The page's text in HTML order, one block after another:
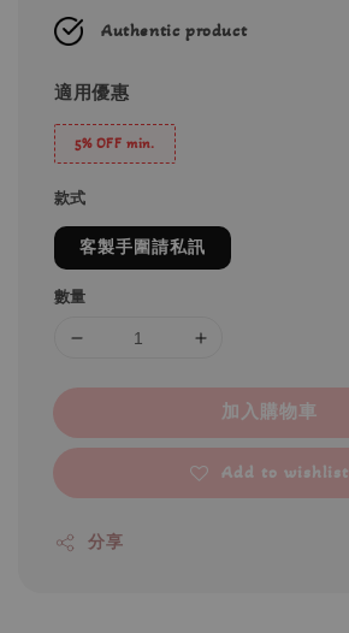
Authentic product
適用優惠
5% OFF min.
款式
客製手圍請私訊
數量
加入購物車
Add to wishlist
分享